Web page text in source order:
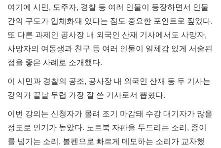
여기에 시민, 도주자, 경찰 등 여러 인물이 등장하면서 인물
간의 구도가 입체화돼 있다는 점도 중요한 포인트로 짚었다.
또 다른 과제인 공사장 내 외국인 산재 기사에서도 사망자,
사망자의 여동생과 친구 등 여러 인물이 일체감 있게 서술된
점을 좋은 사례로 소개했다.
이 시민과 경찰의 공조, 공사장 내 외국인 산재 등 두 기사는
강의가 끝날 무렵 가장 잘 쓴 기사로서 뽑혔다.
이번 강의는 신청자가 몰려 조기 마감돼 수강 대기자가 많을
정도로 인기가 높았다. 노트북 자판을 두드리는 소리, 종이
를 넘기는 소리, 볼펜으로 빠르게 메모하는 소리가 교차했